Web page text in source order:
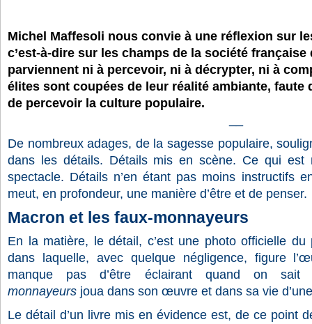
Michel Maffesoli nous convie à une réflexion sur
c’est-à-dire sur les champs de la société française
parviennent ni à percevoir, ni à décrypter, ni à
élites sont coupées de leur réalité ambiante, faute
de percevoir la culture populaire.
De nombreux adages, de la sagesse populaire,
dans les détails. Détails mis en scène. Ce qui est
spectacle. Détails n’en étant pas moins instructifs
meut, en profondeur, une manière d’être et de penser.
Macron et les faux-monnayeurs
En la matière, le détail, c’est une photo officielle
dans laquelle, avec quelque négligence, figure
manque pas d’être éclairant quand on
monnayeurs joua dans son œuvre et dans sa vie
Le détail d’un livre mis en évidence est, de ce point